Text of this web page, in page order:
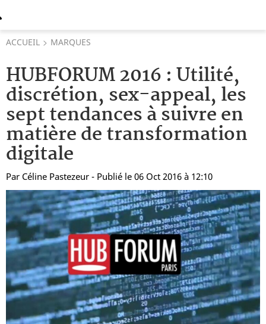
ACCUEIL MARQUES
HUBFORUM 2016 : Utilité,
discrétion, sex-appeal, les
sept tendances à suivre en
matière de transformation
digitale
Par Céline Pastezeur - Publié le 06 Oct 2016 à 12:10